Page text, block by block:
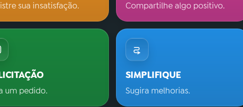
sua insatisfação. Compartilhe algo positivo.
um pedido.
SIMPLIFIQUE
Sugira melhorias.